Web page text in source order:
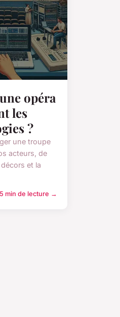
opéra
les
?
une troupe
acteurs, de
et la
5 min de lecture →